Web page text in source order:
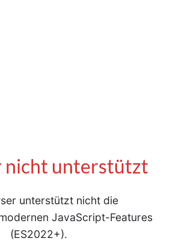
nicht unterstützt
unterstützt nicht die
JavaScript-Features
(ES2022+).